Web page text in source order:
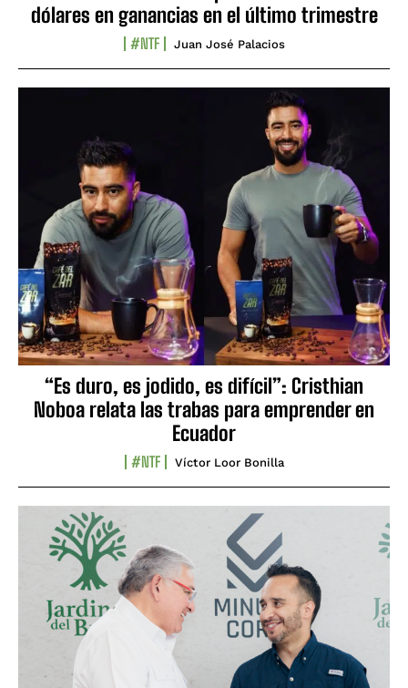
dólares en ganancias en el último trimestre
#NTF Juan José Palacios
“Es duro, es jodido, es difícil”: Cristhian
Noboa relata las trabas para emprender en
Ecuador
#NTF Víctor Loor Bonilla